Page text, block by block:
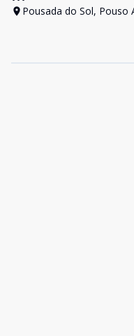
Pousada do Sol, Pouso